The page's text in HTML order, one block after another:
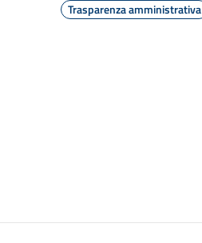
Trasparenza amministrativa